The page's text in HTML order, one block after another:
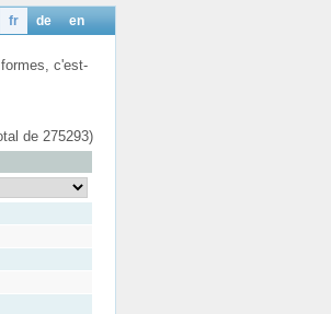
en
de
fr
c'est-
de 275293)